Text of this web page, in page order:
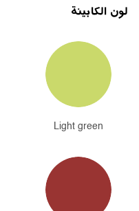
لون الكابينة
Light green